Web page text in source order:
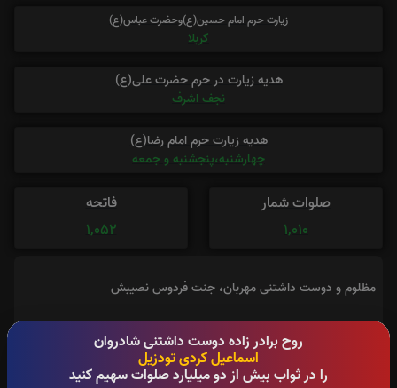
روح برادر زاده‌ دوست داشتنی شادروان
اسماعیل کردی تودزیل
را در ثواب بیش از دو میلیارد صلوات سهیم کنید
زیارت حرم امام حسین(ع)وحضرت عباس(ع)
کربلا
هدیه زیارت در حرم حضرت علی(ع)
نجف اشرف
هدیه زیارت حرم امام رضا(ع)
چهارشنبه،پنجشنبه و جمعه
صلوات شمار
1,010
فاتحه
1,052
مظلوم و دوست داشتنی مهربان، جنت فردوس نصیبش
آدرس آرامگاه : خاش تمندان